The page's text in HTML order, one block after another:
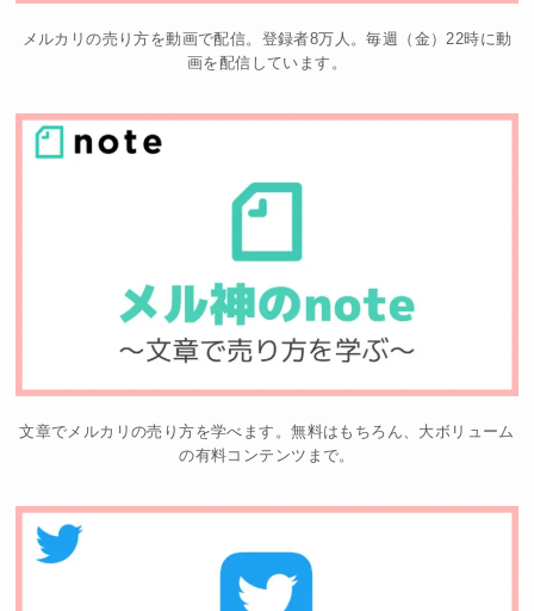
メルカリの売り方を動画で配信。登録者8万人。毎週（金）22時に動
画を配信しています。
文章でメルカリの売り方を学べます。無料はもちろん、大ボリューム
の有料コンテンツまで。